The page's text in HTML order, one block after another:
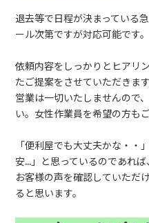
退去等で日程が決まっている
ール次第ですが対応可能です。
依頼内容をしっかりとヒアリ
たご提案をさせていただきま
営業は一切いたしませんので
い。女性作業員を希望の方も
「便利屋でも大丈夫かな・
安…」と思っているのであれ
お客様の声を確認していただ
ると思います。